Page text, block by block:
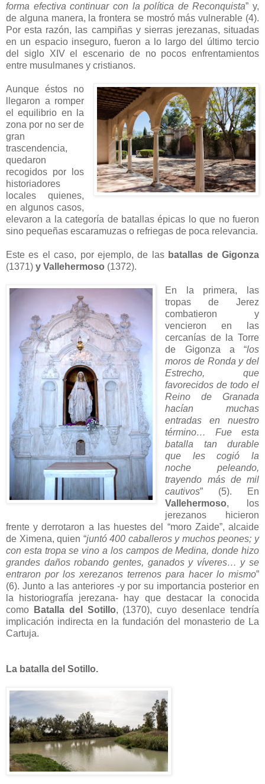
forma efectiva continuar con la política de Reconquista” y,
de alguna manera, la frontera se mostró más vulnerable (4).
Por esta razón, las campiñas y sierras jerezanas, situadas
en un espacio inseguro, fueron a lo largo del último tercio
del siglo XIV el escenario de no pocos enfrentamientos
entre musulmanes y cristianos.
Aunque éstos no
llegaron a romper
el equilibrio en la
zona por no ser de
gran
trascendencia,
quedaron
recogidos por los
historiadores
locales quienes,
en algunos casos,
elevaron a la categoría de batallas épicas lo que no fueron
sino pequeñas escaramuzas o refriegas de poca relevancia.
Este es el caso, por ejemplo, de las batallas de Gigonza
(1371) y Vallehermoso (1372).
En la primera, las
tropas de Jerez
combatieron y
vencieron en las
cercanías de la Torre
de Gigonza a “los
moros de Ronda y del
Estrecho, que
favorecidos de todo el
Reino de Granada
hacían muchas
entradas en nuestro
término… Fue esta
batalla tan durable
que les cogió la
noche peleando,
trayendo más de mil
cautivos” (5). En
Vallehermoso, los
jerezanos hicieron
frente y derrotaron a las huestes del “moro Zaide”, alcaide
de Ximena, quien “juntó 400 caballeros y muchos peones; y
con esta tropa se vino a los campos de Medina, donde hizo
grandes daños robando gentes, ganados y víveres… y se
entraron por los xerezanos terrenos para hacer lo mismo”
(6). Junto a las anteriores -y por su importancia posterior en
la historiografía jerezana- hay que destacar la conocida
como
Batalla del Sotillo, (1370), cuyo desenlace tendría
implicación indirecta en la fundación del monasterio de La
Cartuja.
La batalla del Sotillo.